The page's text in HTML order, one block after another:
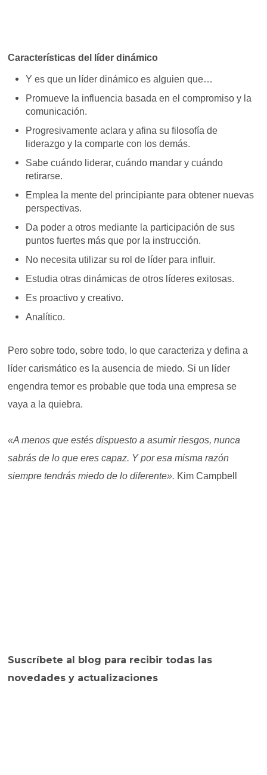
Características del líder dinámico
Y es que un líder dinámico es alguien que…
Promueve la influencia basada en el compromiso y la
comunicación.
Progresivamente aclara y afina su filosofía de
liderazgo y la comparte con los demás.
Sabe cuándo liderar, cuándo mandar y cuándo
retirarse.
Emplea la mente del principiante para obtener nuevas
perspectivas.
Da poder a otros mediante la participación de sus
puntos fuertes más que por la instrucción.
No necesita utilizar su rol de líder para influir.
Estudia otras dinámicas de otros líderes exitosas.
Es proactivo y creativo.
Analítico.
Pero sobre todo, sobre todo, lo que caracteriza y defina a
líder carismático es la ausencia de miedo. Si un líder
engendra temor es probable que toda una empresa se
vaya a la quiebra.
«A menos que estés dispuesto a asumir riesgos, nunca
sabrás de lo que eres capaz. Y por esa misma razón
siempre tendrás miedo de lo diferente». Kim Campbell
Suscríbete al blog para recibir todas las
novedades y actualizaciones